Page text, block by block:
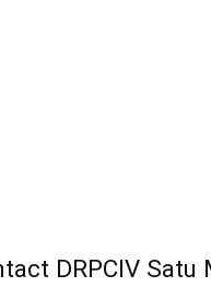
DRPCIV Satu